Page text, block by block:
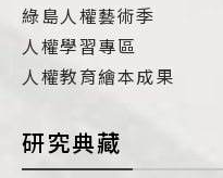
綠島人權藝術季
人權學習專區
人權教育繪本成果
研究典藏